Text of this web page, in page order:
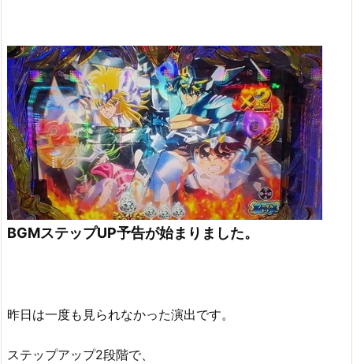
BGMステップUP予告が始まりました。
昨日は一度も見られなかった演出です。
ステップアップ2段階で、